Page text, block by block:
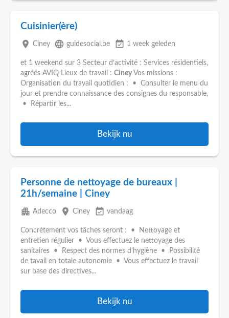
Cuisinier(ère)
place Ciney language guidesocial.be event_available 1 week geleden
et 1 weekend sur 3 Secteur d’activité : Services résidentiels,
agréés AVIQ Lieux de travail : Ciney Vos missions :
Organisation du travail quotidien : • Consulter le menu du
jour et prendre connaissance des consignes du responsable,
• Répartir les...
Bekijk nu
Personne de nettoyage de bureaux |
21h/semaine | Ciney
apartment Adecco place Ciney event_available vandaag
Concrètement vos tâches seront : • Nettoyage et
entretien régulier • Vous effectuez le nettoyage des
sanitaires • Respect des normes d'hygiène • Possibilité
de tavail en totale autonomie • Vous effectuez le travail
sur base des directives...
Bekijk nu